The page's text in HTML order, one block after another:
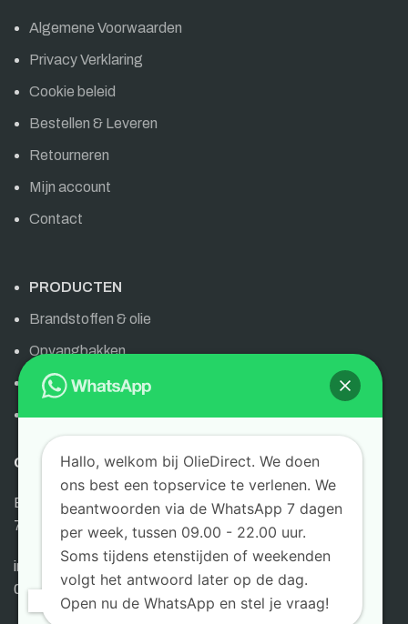
Algemene Voorwaarden
Privacy Verklaring
Cookie beleid
Bestellen & Leveren
Retourneren
Mijn account
Contact
PRODUCTEN
Brandstoffen & olie
Opvangbakken
Olie & brandstoffen
AdBlue
OLIEDIRECT
Bornsestraat 6
7595 LG Weerselo
info@oliedirect.nl
0645404395
Hallo, welkom bij OlieDirect. We doen
ons best een topservice te verlenen. We
beantwoorden via de WhatsApp 7 dagen
per week, tussen 09.00 - 22.00 uur.
Soms tijdens etenstijden of weekenden
volgt het antwoord later op de dag.
Open nu de WhatsApp en stel je vraag!